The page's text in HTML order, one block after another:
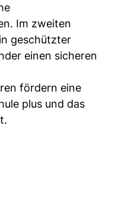
Im zweiten
geschützter
einen sicheren
fördern eine
plus und das